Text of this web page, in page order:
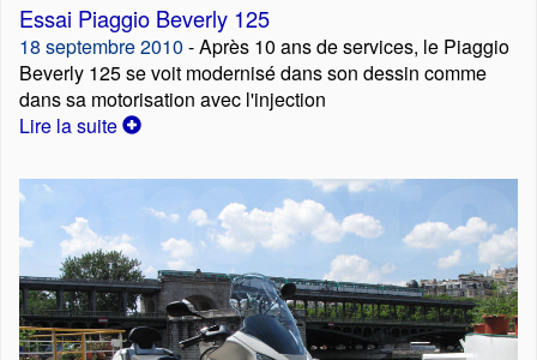
Essai Piaggio Beverly 125
18 septembre 2010 - Après 10 ans de services, le Piaggio
Beverly 125 se voit modernisé dans son dessin comme
dans sa motorisation avec l'injection
Lire la suite